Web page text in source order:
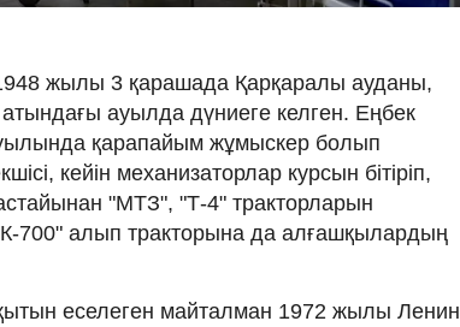
жылы 3 қарашада Қарқаралы ауданы,
ауылда дүниеге келген. Еңбек
қарапайым жұмыскер болып
кейін механизаторлар курсын бітіріп,
"МТЗ", "Т-4" тракторларын
700" алып тракторына да алғашқылардың
еселеген майталман 1972 жылы Ленин